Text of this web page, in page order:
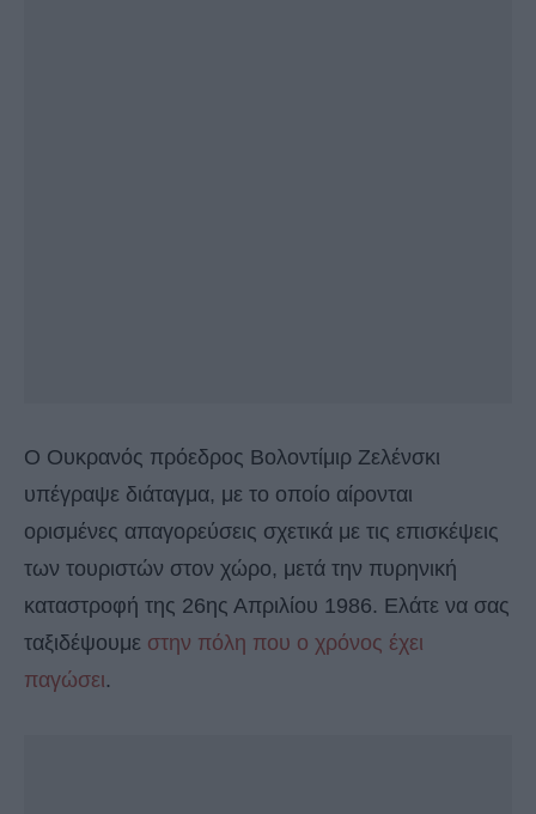
Ο Ουκρανός πρόεδρος Βολοντίμιρ Ζελένσκι
υπέγραψε διάταγμα, με το οποίο αίρονται
ορισμένες απαγορεύσεις σχετικά με τις επισκέψεις
των τουριστών στον χώρο, μετά την πυρηνική
καταστροφή της 26ης Απριλίου 1986. Ελάτε να σας
ταξιδέψουμε στην πόλη που ο χρόνος έχει
παγώσει.